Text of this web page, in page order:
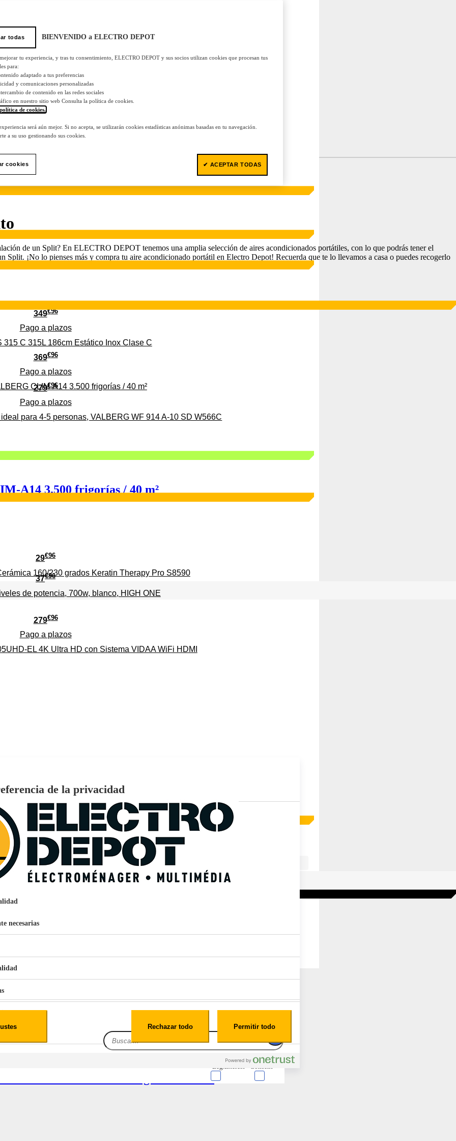
279€96
Pago a plazos
para 4-5 personas, VALBERG WF 914 A-10 SD W566C
349€96
Pago a plazos
315 C 315L 186cm Estático Inox Clase C
37€96
de potencia, 700w, blanco, HIGH ONE
369€96
Pago a plazos
CLIM-A14 3.500 frigorías / 40 m²
1,1L Limpia Sofás Alfombras Coche SP3
29€96
160/230 grados Keratin Therapy Pro S8590
279€96
Pago a plazos
EL 4K Ultra HD con Sistema VIDAA WiFi HDMI
159€ 96
Pago aplazos
EcoTank EPSON ET-2861
de un Split? En ELECTRO DEPOT tenemos una amplia selección de aires acondicionados portátiles, con lo que podrás tener el
Split. ¡No lo pienses más y compra tu aire acondicionado portátil en Electro Depot! Recuerda que te lo llevamos a casa o puedes recogerlo
A14 3.500 frigorías / 40 m²
40m2, VALBERG
CLIM-A16 4.000 frigorías / 50 m²
todas BIENVENIDO a ELECTRO DEPOT
tu experiencia, y tras tu consentimiento, ELECTRO DEPOT y sus socios utilizan cookies que procesan tus
para:
adaptado a tus preferencias
y comunicaciones personalizadas
de contenido en las redes sociales
en nuestro sitio web Consulta la política de cookies.
de cookies.
será aún mejor. Si no acepta, se utilizarán cookies estadísticas anónimas basadas en tu navegación.
a su uso gestionando sus cookies.
cookies ✔ ACEPTAR TODAS
de la privacidad
necesarias
Consent
Leg.Interest
Rechazar todo Permitir todo